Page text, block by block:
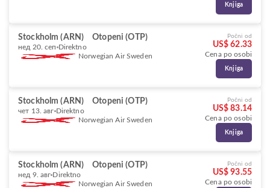
Knjiga
Stockholm (ARN) Otopeni (OTP)
нед 20. сеп Direktno
Norwegian Air Sweden
Počni od
US$ 62.33
Cena po osobi
Knjiga
Stockholm (ARN) Otopeni (OTP)
чет 13. авг Direktno
Norwegian Air Sweden
Počni od
US$ 83.14
Cena po osobi
Knjiga
Stockholm (ARN) Otopeni (OTP)
нед 9. авг Direktno
Norwegian Air Sweden
Počni od
US$ 93.55
Cena po osobi